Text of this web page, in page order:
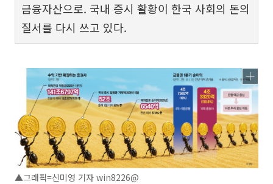
금융자산으로. 국내 증시 활황이 한국 사회의 돈의
질서를 다시 쓰고 있다.
▲그래픽=신미영 기자 win8226@